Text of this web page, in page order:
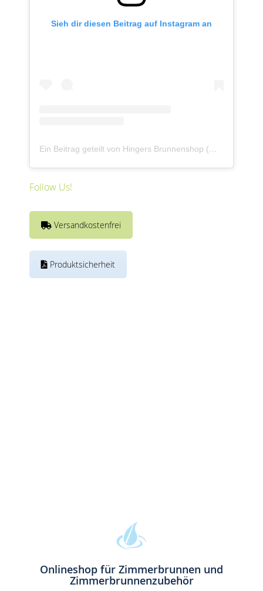
Sieh dir diesen Beitrag auf Instagram an
Ein Beitrag geteilt von Hingers Brunnenshop (@revisagegmbh)
Follow Us!
Versandkostenfrei
Produktsicherheit
Onlineshop für Zimmerbrunnen und
Zimmerbrunnenzubehör